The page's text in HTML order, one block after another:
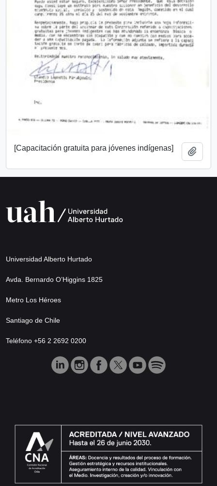
[Capacitación gratuita para jóvenes indígenas]
Universidad Alberto Hurtado
Avda. Bernardo O’Higgins 1825
Metro Los Héroes
Santiago de Chile
Teléfono +56 2 2692 0200